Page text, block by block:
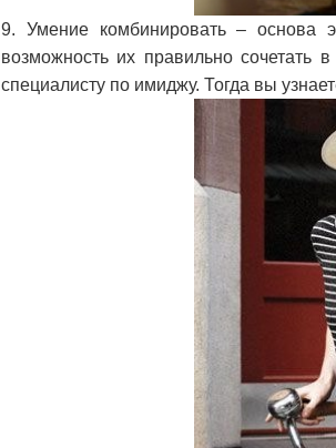
9. Умение комбинировать – основа
возможность их правильно сочетать
специалисту по имиджу. Тогда вы